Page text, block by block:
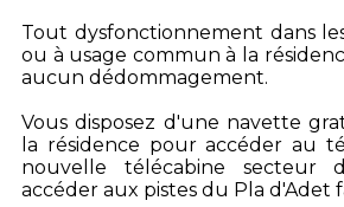
Tout dysfonctionnement dans
ou à usage commun à la
aucun dédommagement.
Vous disposez d'une navette
la résidence pour accéder au
nouvelle télécabine secteur
accéder aux pistes du Pla d'Adet